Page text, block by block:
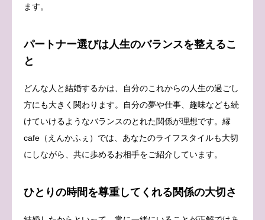
ます。
パートナー選びは人生のバランスを整えるこ
と
どんな人と結婚するかは、自分のこれからの人生の過ごし
方にも大きく関わります。自分の夢や仕事、趣味なども続
けていけるようなバランスのとれた関係が理想です。縁
cafe（えんかふぇ）では、あなたのライフスタイルも大切
にしながら、共に歩めるお相手をご紹介しています。
ひとりの時間を尊重してくれる関係の大切さ